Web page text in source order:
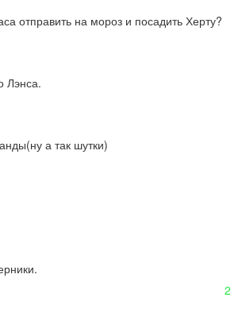
отправить на мороз и посадить Херту?
Лэнса.
а так шутки)
2